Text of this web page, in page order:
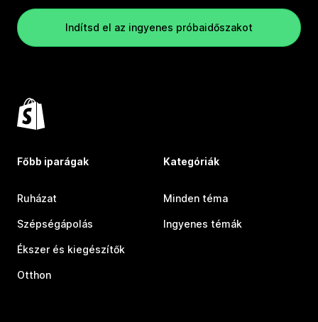
Indítsd el az ingyenes próbaidőszakot
Főbb iparágak
Ruházat
Szépségápolás
Ékszer és kiegészítők
Otthon
Kategóriák
Minden téma
Ingyenes témák